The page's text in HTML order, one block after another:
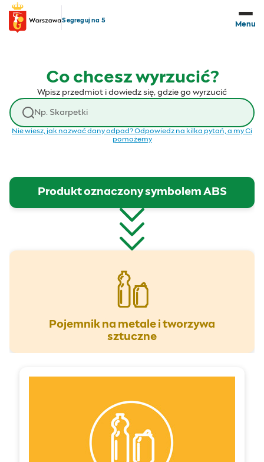
Przejdź do treści
Segreguj na 5
Menu
Co chcesz wyrzucić?
Wpisz przedmiot i dowiedz się, gdzie go wyrzucić
Wyszukaj odpad
Nie wiesz, jak nazwać dany odpad? Odpowiedz na kilka pytań, a my Ci
pomożemy
Produkt oznaczony symbolem ABS
Pojemnik na metale i tworzywa
sztuczne